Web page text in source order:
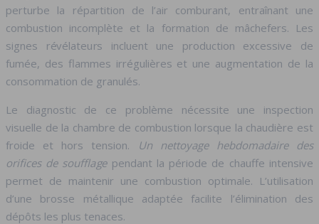
perturbe la répartition de l’air comburant, entraînant une
combustion incomplète et la formation de mâchefers. Les
signes révélateurs incluent une production excessive de
fumée, des flammes irrégulières et une augmentation de la
consommation de granulés.
Le diagnostic de ce problème nécessite une inspection
visuelle de la chambre de combustion lorsque la chaudière est
froide et hors tension.
Un nettoyage hebdomadaire des
orifices de soufflage pendant la période de chauffe intensive
permet de maintenir une combustion optimale. L’utilisation
d’une brosse métallique adaptée facilite l’élimination des
dépôts les plus tenaces.